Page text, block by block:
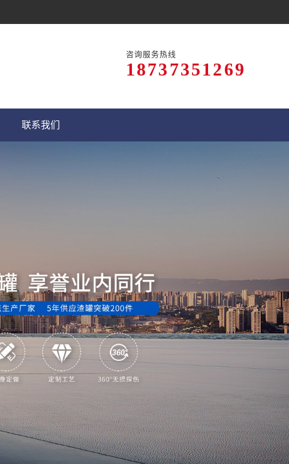
咨询服务热线
18737351269
联系我们